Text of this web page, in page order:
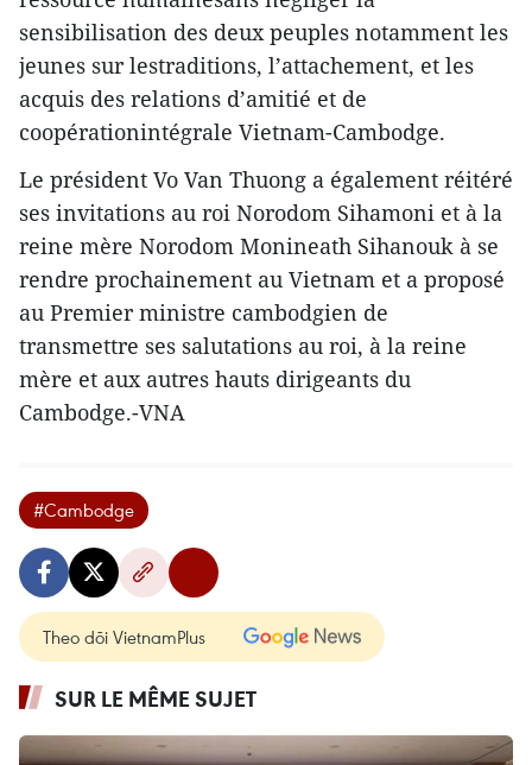
sensibilisation des deux peuples notamment les
jeunes sur lestraditions, l’attachement, et les
acquis des relations d’amitié et de
coopérationintégrale Vietnam-Cambodge.
Le président Vo Van Thuong a également réitéré
ses invitations au roi Norodom Sihamoni et à la
reine mère Norodom Monineath Sihanouk à se
rendre prochainement au Vietnam et a proposé
au Premier ministre cambodgien de
transmettre ses salutations au roi, à la reine
mère et aux autres hauts dirigeants du
Cambodge.-VNA
#Cambodge
Theo dõi VietnamPlus
SUR LE MÊME SUJET